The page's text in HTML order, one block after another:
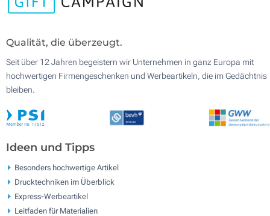
Qualität, die überzeugt.
Seit über 12 Jahren begeistern wir Unternehmen in ganz Europa mit
hochwertigen Firmengeschenken und Werbeartikeln, die im Gedächtnis
bleiben.
Ideen und Tipps
Besonders hochwertige Artikel
Drucktechniken im Überblick
Express-Werbeartikel
Leitfaden für Materialien